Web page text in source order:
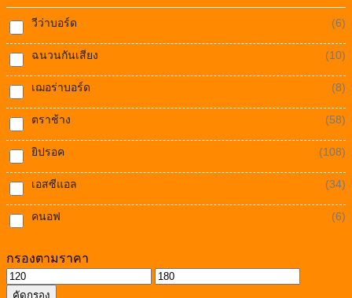
วีว่าบอร์ด (6)
ฉนวนกันเสียง (10)
เฌอร่าบอร์ด (8)
ตราช้าง (58)
ยิปรอค (108)
เอสซีแอล (34)
คนอฟ (6)
กรองตามราคา
ราคา
ราคา
คัดกรอง